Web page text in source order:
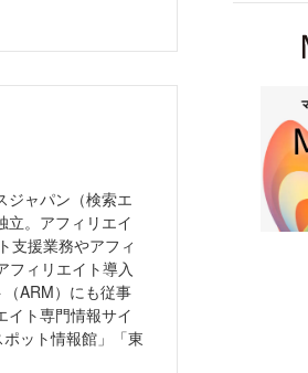
ジャパン（検索エ
立。アフィリエイ
支援業務やアフィ
フィリエイト導入
ARM）にも従事
イト専門情報サイ
ット情報館」「東